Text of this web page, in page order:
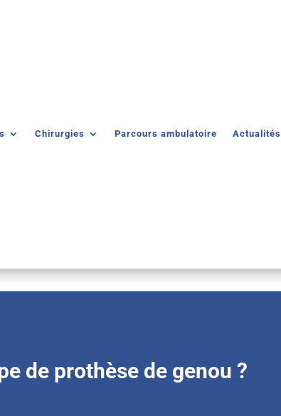
Chirurgies Parcours ambulatoire Actualités
de prothèse de genou ?